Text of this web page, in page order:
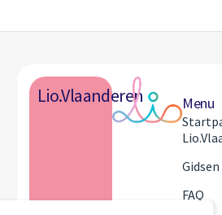
Lio.Vlaanderen Menu
Gidsen
FAQ